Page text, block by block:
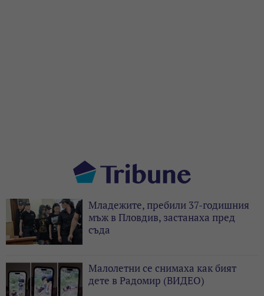
Младежите, пребили 37-годишния
мъж в Пловдив, застанаха пред
съда
Малолетни се снимаха как бият
дете в Радомир (ВИДЕО)